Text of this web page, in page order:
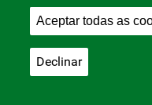
V20
Mutua
Aceptar todas as
Declinar